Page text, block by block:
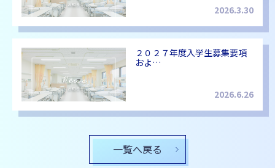
2026.3.30
一覧へ戻る
２０２７年度入学生募集要項
およ…
2026.6.26